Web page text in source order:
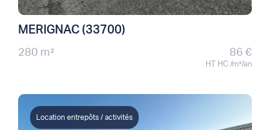
MERIGNAC (33700)
280 m² 86 €
HT HC /m²/an
Location entrepôts / activités